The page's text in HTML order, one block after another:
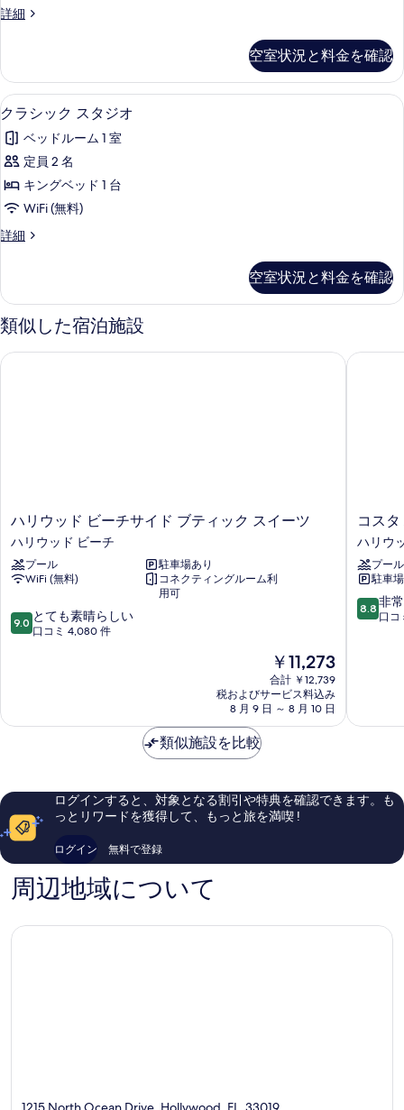
2
す
べ
て
の
写
真
を
表
す
る
ド
詳
細
ー
の
す
べ
て
の
写
真
を
す
る
詳細
エ
ー
ル
ー
の
詳
空室状況と料金を確認
ク
ラ
シ
ッ
ク
タ
オ
の
す
べ
示
す
る
クラシック スタジオ | デスク、アイ
9
クラシック スタジオ
ベッドルーム 1 室
定員 2 名
キングベッド 1 台
WiFi (無料)
詳細
ク
ク
ス
タ
オ
空室状況と料金を確認
類似した宿泊施設
ハ
ウ
ッ
ド
ー
チ
ィ
イ
ツ
ハ
ウ
ッ
ビ
ー
ハリウッド ビーチサイド ブティック スイーツ
ハリウッド ビーチ
プール
駐車場あり
WiFi (無料)
コネクティングルーム利
用可
10
段
も
し
口
コ
4,080
件
の
口
9.0 とても素晴らしい
口コミ 4,080 件
現
在
の
料
金
￥11,273
合計 ￥12,739
税およびサービス料込み
8 月 9 日 ～ 8 月 10 日
ハリウッド ビーチサイド ブティック スイーツ
コ
タ
ハ
リ
ウ
ッ
ー
ウ
ッ
コス
ハリウ
プール
駐車
10
段
良
ミ
4,972
8.8 非
口コ
コスタ
類似施設を比較
ログインすると、対象となる割引や特典を確認できます。も
っとリワードを獲得して、もっと旅を満喫 !
ログイン 無料で登録
周辺地域について